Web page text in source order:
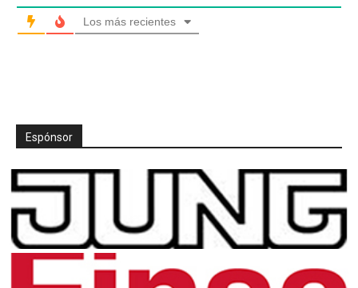
Los más recientes
Espónsor